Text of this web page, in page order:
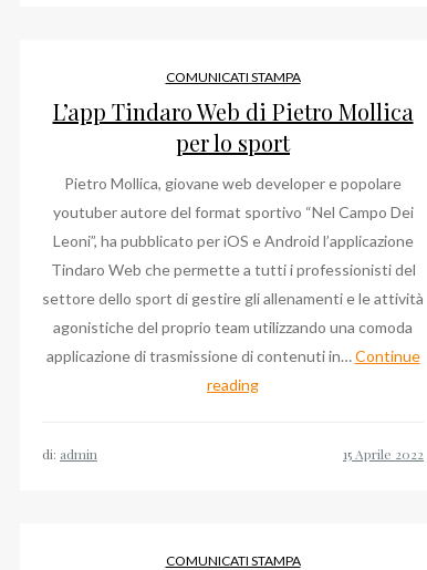
e
GDO
COMUNICATI STAMPA
L’app Tindaro Web di Pietro Mollica
per lo sport
Pietro Mollica, giovane web developer e popolare
youtuber autore del format sportivo “Nel Campo Dei
Leoni”, ha pubblicato per iOS e Android l’applicazione
Tindaro Web che permette a tutti i professionisti del
settore dello sport di gestire gli allenamenti e le attività
agonistiche del proprio team utilizzando una comoda
applicazione di trasmissione di contenuti in…Continue
readingL’app
per
di: admin
COMUNICATI STAMPA